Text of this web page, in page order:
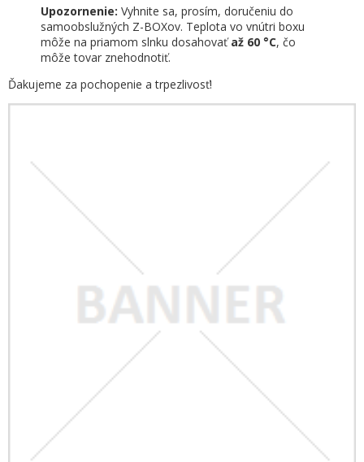
Upozornenie: Vyhnite sa, prosím, doručeniu do
samoobslužných Z-BOXov. Teplota vo vnútri boxu
môže na priamom slnku dosahovaťaž 60 °C, čo
môže tovar znehodnotiť.
Ďakujeme za pochopenie a trpezlivosť!